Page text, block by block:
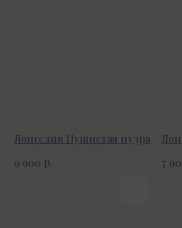
Лонгслив Пушистая пудра
9 900 р.
7